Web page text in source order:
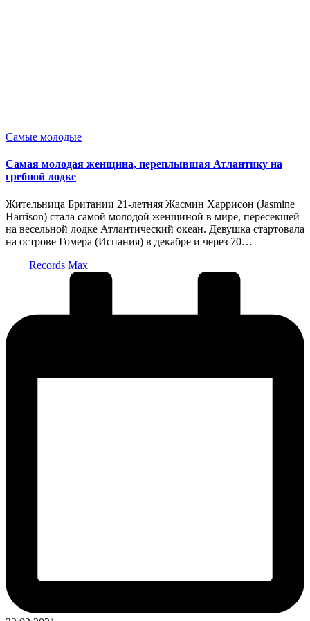
Опубликовано
Самые молодые
Самая молодая женщина, переплывшая Атлантику на
гребной лодке
Жительница Британии 21-летняя Жасмин Харрисон (Jasmine
Harrison) стала самой молодой женщиной в мире, пересекшей
на весельной лодке Атлантический океан. Девушка стартовала
на острове Гомера (Испания) в декабре и через 70…
Records Max